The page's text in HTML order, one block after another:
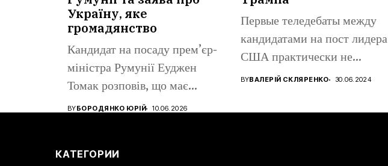
Україну, яке
громадянство
Кандидат на посаду прем’єр-
міністра Румунії Еуджен
Томак розповів, що має
громадянство Румунії...
BYБОРОДЯНКО ЮРІЙ 10.06.2026
Первые теледебаты между
кандидатами на пост лидера
США практически не
поменяли уровень...
BYВАЛЕРІЙ СКЛЯРЕНКО 30.06.2024
КАТЕГОРИИ